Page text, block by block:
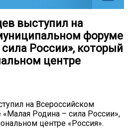
выступил на
форуме
России», который
центре
на Всероссийском
Родина – сила России»,
центре «Россия».